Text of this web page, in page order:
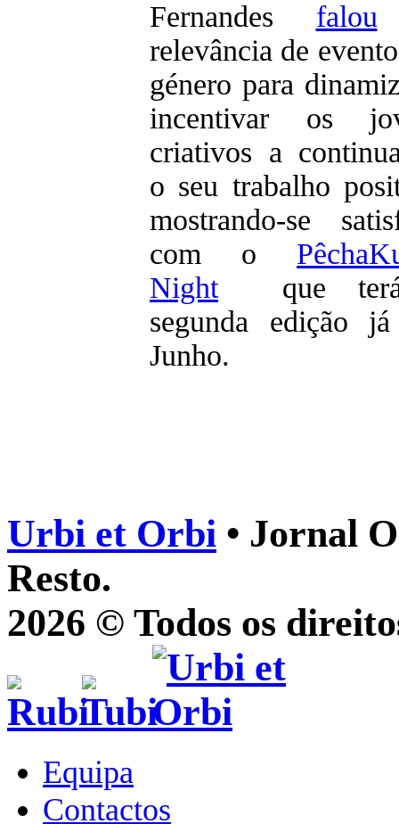
Fernandes falou
relevância de
género para
incentivar os
criativos a
o seu trabalho
mostrando-se
com o
Nightque
segunda edição
Junho.
Urbi et Orbi • Jornal
Resto.
2026 © Todos os
Equipa
Contactos